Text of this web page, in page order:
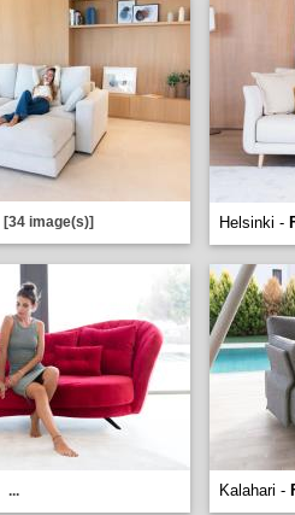
[34 image(s)] Helsinki -
... Kalahari -